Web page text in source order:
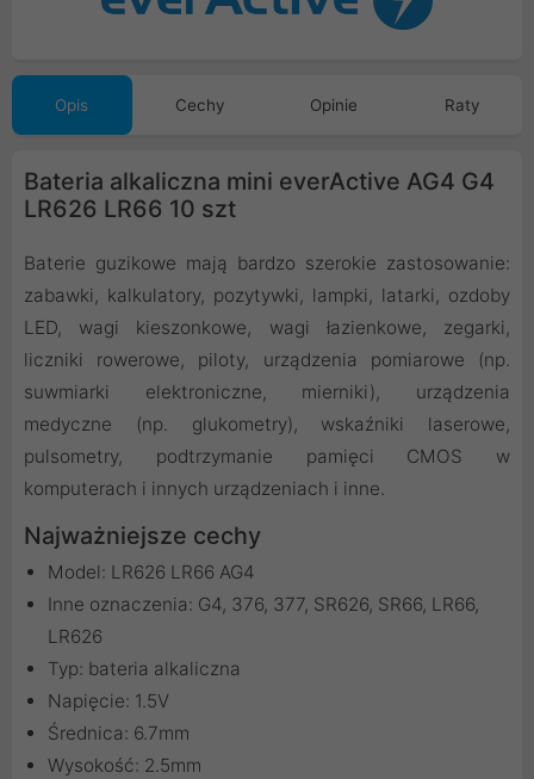
Opis Cechy Opinie Raty
Bateria alkaliczna mini everActive AG4 G4
LR626 LR66 10 szt
Baterie guzikowe mają bardzo szerokie zastosowanie:
zabawki, kalkulatory, pozytywki, lampki, latarki, ozdoby
LED, wagi kieszonkowe, wagi łazienkowe, zegarki,
liczniki rowerowe, piloty, urządzenia pomiarowe (np.
suwmiarki elektroniczne, mierniki), urządzenia
medyczne (np. glukometry), wskaźniki laserowe,
pulsometry, podtrzymanie pamięci CMOS w
komputerach i innych urządzeniach i inne.
Najważniejsze cechy
Model: LR626 LR66 AG4
Inne oznaczenia: G4, 376, 377, SR626, SR66, LR66,
LR626
Typ: bateria alkaliczna
Napięcie: 1.5V
Średnica: 6.7mm
Wysokość: 2.5mm